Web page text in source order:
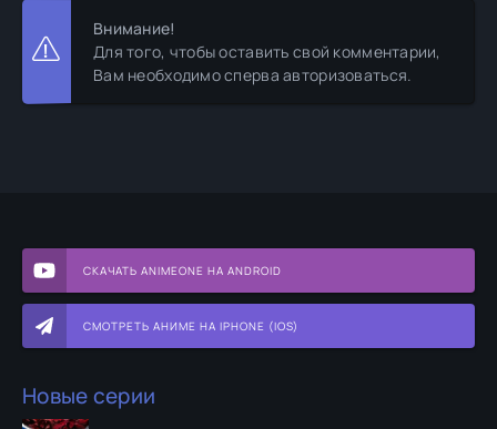
СКАЧАТЬ ANIMEONE НА ANDROID
СМОТРЕТЬ АНИМЕ НА IPHONE (IOS)
Новые серии
Внимание!
Для того, чтобы оставить свой комментарии,
Вам необходимо сперва авторизоваться.